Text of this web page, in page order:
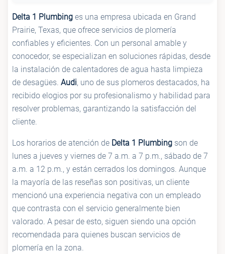
Delta 1 Plumbing es una empresa ubicada en Grand
Prairie, Texas, que ofrece servicios de plomería
confiables y eficientes. Con un personal amable y
conocedor, se especializan en soluciones rápidas, desde
la instalación de calentadores de agua hasta limpieza
de desagües. Audi, uno de sus plomeros destacados, ha
recibido elogios por su profesionalismo y habilidad para
resolver problemas, garantizando la satisfacción del
cliente.
Los horarios de atención de Delta 1 Plumbing son de
lunes a jueves y viernes de 7 a.m. a 7 p.m., sábado de 7
a.m. a 12 p.m., y están cerrados los domingos. Aunque
la mayoría de las reseñas son positivas, un cliente
mencionó una experiencia negativa con un empleado
que contrasta con el servicio generalmente bien
valorado. A pesar de esto, siguen siendo una opción
recomendada para quienes buscan servicios de
plomería en la zona.